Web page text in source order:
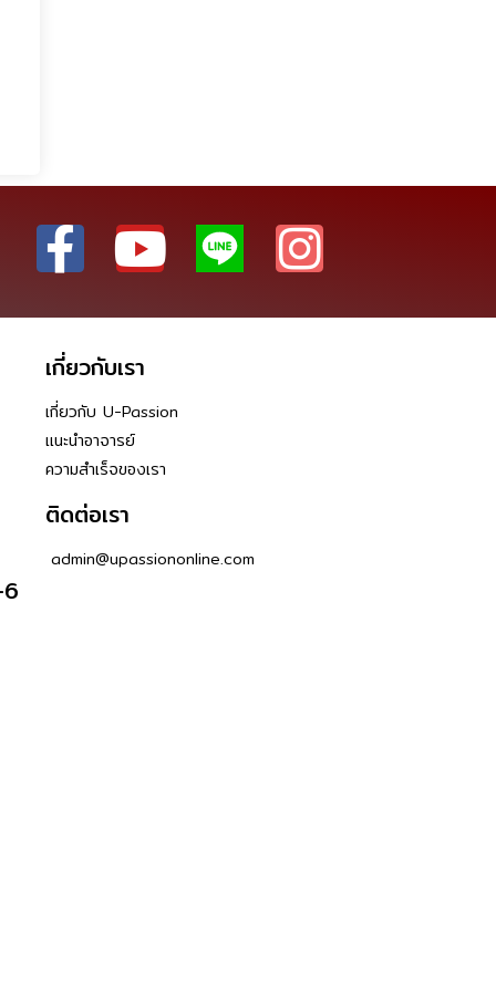
เกี่ยวกับเรา
เกี่ยวกับ U-Passion
แนะนำอาจารย์
ความสำเร็จของเรา
ติดต่อเรา
admin@upassiononline.com